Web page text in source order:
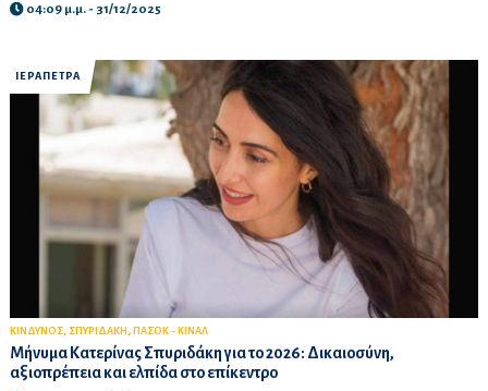
04:09 μ.μ. - 31/12/2025
ΙΕΡΑΠΕΤΡΑ
ΚΙΝΔΥΝΟΣ, ΣΠΥΡΙΔΑΚΗ , ΠΑΣΟΚ - ΚΙΝΑΛ
Μήνυμα Κατερίνας Σπυριδάκη για το 2026: Δικαιοσύνη,
αξιοπρέπεια και ελπίδα στο επίκεντρο